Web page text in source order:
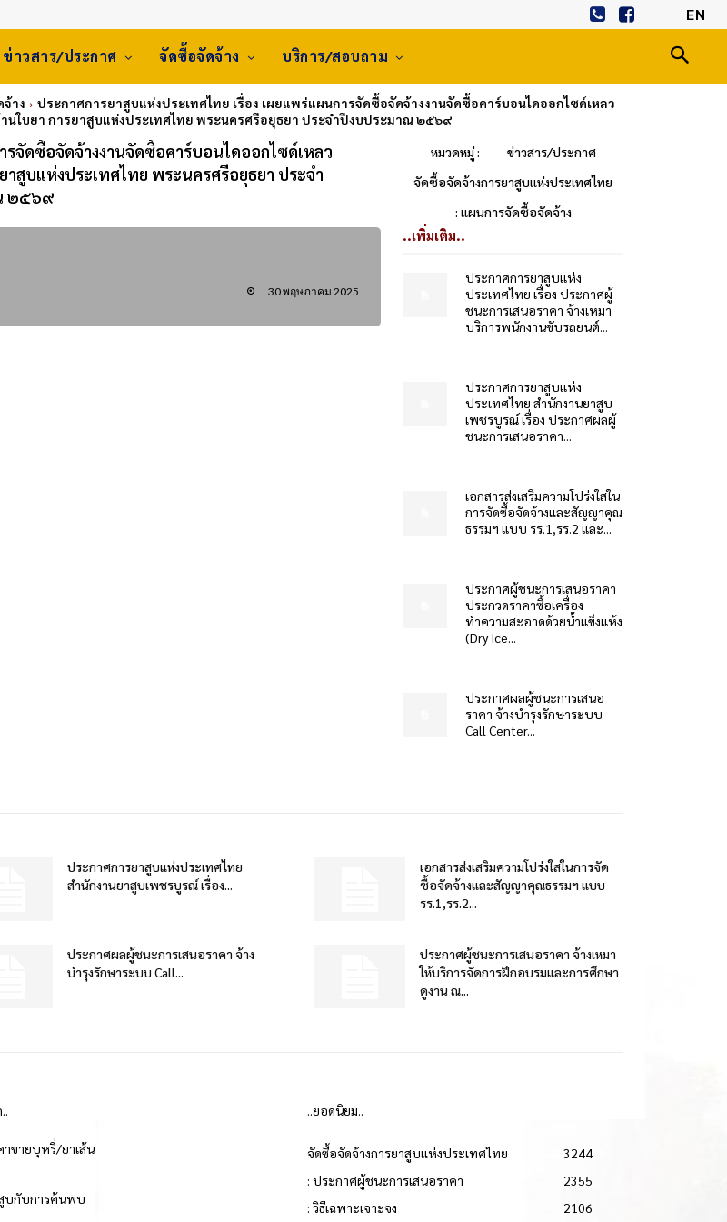
EN
ข่าวสาร/ประกาศ จัดซื้อจัดจ้าง บริการ/สอบถาม
าง
ประกาศการยาสูบแห่งประเทศไทย เรื่อง เผยแพร่แผนการจัดซื้อจัดจ้างงานจัดซื้อคาร์บอนไดออกไซด์เหลว
นใบยา การยาสูบแห่งประเทศไทย พระนครศรีอยุธยา ประจำปีงบประมาณ ๒๕๖๙
รจัดซื้อจัดจ้างงานจัดซื้อคาร์บอนไดออกไซด์เหลว
าสูบแห่งประเทศไทย พระนครศรีอยุธยา ประจำ
๒๕๖๙
หมวดหมู่ :
ข่าวสาร/ประกาศ
จัดซื้อจัดจ้างการยาสูบแห่งประเทศไทย
: แผนการจัดซื้อจัดจ้าง
30 พฤษภาคม 2025
..เพิ่มเติม..
ประกาศการยาสูบแห่ง
ประเทศไทย เรื่อง ประกาศผู้
ชนะการเสนอราคา จ้างเหมา
บริการพนักงานขับรถยนต์...
ประกาศการยาสูบแห่ง
ประเทศไทย สำนักงานยาสูบ
เพชรบูรณ์ เรื่อง ประกาศผลผู้
ชนะการเสนอราคา...
เอกสารส่งเสริมความโปร่งใสใน
การจัดซื้อจัดจ้างและสัญญาคุณ
ธรรมฯ แบบ รร.1,รร.2 และ...
ประกาศผู้ชนะการเสนอราคา
ประกวดราคาซื้อเครื่อง
ทำความสะอาดด้วยน้ำแข็งแห้ง
(Dry Ice...
ประกาศผลผู้ชนะการเสนอ
ราคา จ้างบำรุงรักษาระบบ
Call Center...
ประกาศการยาสูบแห่งประเทศไทย
สำนักงานยาสูบเพชรบูรณ์ เรื่อง...
เอกสารส่งเสริมความโปร่งใสในการจัด
ซื้อจัดจ้างและสัญญาคุณธรรมฯ แบบ
รร.1,รร.2...
ประกาศผลผู้ชนะการเสนอราคา จ้าง
บำรุงรักษาระบบ Call...
ประกาศผู้ชนะการเสนอราคา จ้างเหมา
ให้บริการจัดการฝึกอบรมและการศึกษา
ดูงาน ณ...
าขายบุหรี่/ยาเส้น
บกับการค้นพบ
..ยอดนิยม..
จัดซื้อจัดจ้างการยาสูบแห่งประเทศไทย
3244
: ประกาศผู้ชนะการเสนอราคา
2355
: วิธีเฉพาะเจาะจง
2106